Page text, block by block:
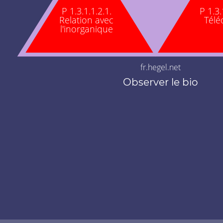
P 1.3.1.1.2.1.
Relation avec
l'inorganique
P
fr.hegel.net
Observer le bio